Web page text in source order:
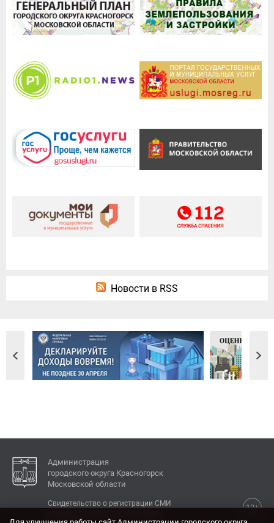
Новости в RSS
Администрация
городского округа Красногорск
Московской области
12+
Свидетельство о регистрации СМИ